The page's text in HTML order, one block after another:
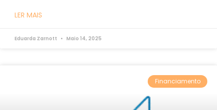
LER MAIS
Eduarda Zarnott Maio 14, 2025
Financiamento